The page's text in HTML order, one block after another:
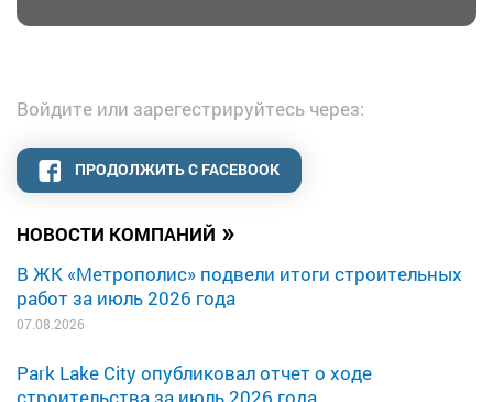
НОВОСТИ КОМПАНИЙ »
В ЖК «Метрополис» подвели итоги строительных
работ за июль 2026 года
07.08.2026
Park Lake City опубликовал отчет о ходе
строительства за июль 2026 года
Войдите или зарегестрируйтесь через:
ПРОДОЛЖИТЬ С FACEBOOK